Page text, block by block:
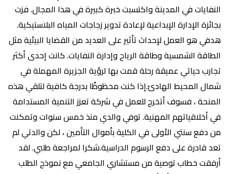
النفايات في المدينة واكتسبت خبرة كبيرة في هذا المجال. فزت
بجائزة الإدارة الإبداعية لإعادة تدوير زجاجات المياه البلاستيكية.
هدفي هو العمل لإحداث تأثير على العديد من القضايا البيئية مثل
الطاقة الشمسية وطاقة الرياح وإدارة النفايات. كانت إحدى أكثر
تجارب حياتي عميقة رحلة قمت بها لرؤية الجزيرة المهملة في
شمال المحيط الهادئ.إذا كنت محظوظًا بدرجة كافية لتلقي هذه
المنحة ، فسوف أتخرج للعمل في شركة تعزز التنمية المستدامة
في أخلاقياتهم المهنية. توفي والدي منذ خمس سنوات وتمكنت
من دفع سنتي الأولى في الكلية بأموال التأمين ، لكن والدتي لم
تعد قادرة على دفع الرسوم الدراسية.شكرا لمراجعة طلبي. لقد
أرفقت خطاب توصية من مستشاري الجامعي مع نموذج الطلب